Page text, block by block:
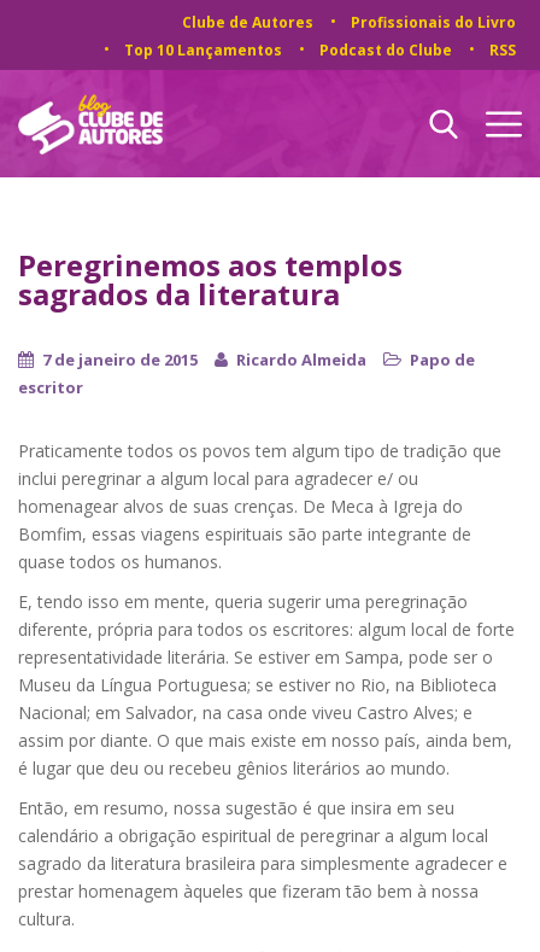
Clube de Autores
Profissionais do Livro
Top 10 Lançamentos
Podcast do Clube RSS
Peregrinemos aos templos
sagrados da literatura
7 de janeiro de 2015 Ricardo Almeida
Papo de
escritor
Praticamente todos os povos tem algum tipo de tradição que
inclui peregrinar a algum local para agradecer e/ ou
homenagear alvos de suas crenças. De Meca à Igreja do
Bomfim, essas viagens espirituais são parte integrante de
quase todos os humanos.
E, tendo isso em mente, queria sugerir uma peregrinação
diferente, própria para todos os escritores: algum local de forte
representatividade literária. Se estiver em Sampa, pode ser o
Museu da Língua Portuguesa; se estiver no Rio, na Biblioteca
Nacional; em Salvador, na casa onde viveu Castro Alves; e
assim por diante. O que mais existe em nosso país, ainda bem,
é lugar que deu ou recebeu gênios literários ao mundo.
Então, em resumo, nossa sugestão é que insira em seu
calendário a obrigação espiritual de peregrinar a algum local
sagrado da literatura brasileira para simplesmente agradecer e
prestar homenagem àqueles que fizeram tão bem à nossa
cultura.